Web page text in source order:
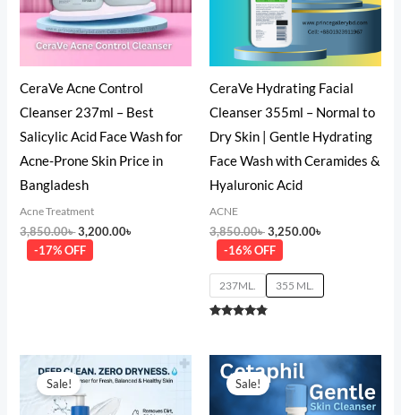
CeraVe Acne Control
Cleanser 237ml – Best
Salicylic Acid Face Wash for
Acne-Prone Skin Price in
Bangladesh
Acne Treatment
3,850.00৳3,200.00৳
-17% OFF
CeraVe Hydrating Facial
Cleanser 355ml – Normal to
Dry Skin | Gentle Hydrating
Face Wash with Ceramides &
Hyaluronic Acid
ACNE
3,850.00৳3,250.00৳
-16% OFF
237ML. 355 ML.
Sale!
price
was:
3,800.00৳ .
price
2,380.00৳ .
Sale!
Original
price
was:
3,880.00৳ .
Current
price
is:
3,050.00৳ .